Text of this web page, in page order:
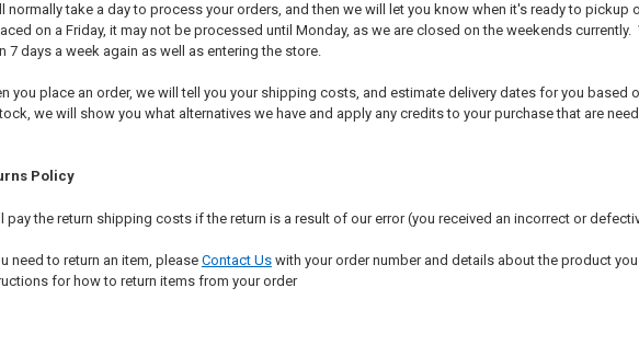
normally take a day to process your orders, and then we will let you know when it's ready to pickup
on a Friday, it may not be processed until Monday, as we are closed on the weekends
7 days a week again as well as entering the store.
you place an order, we will tell you your shipping costs, and estimate delivery dates for you based
we will show you what alternatives we have and apply any credits to your purchase that are
Policy
pay the return shipping costs if the return is a result of our error (you received an incorrect or
need to return an item, please Contact Uswith your order number and details about the product
for how to return items from your order